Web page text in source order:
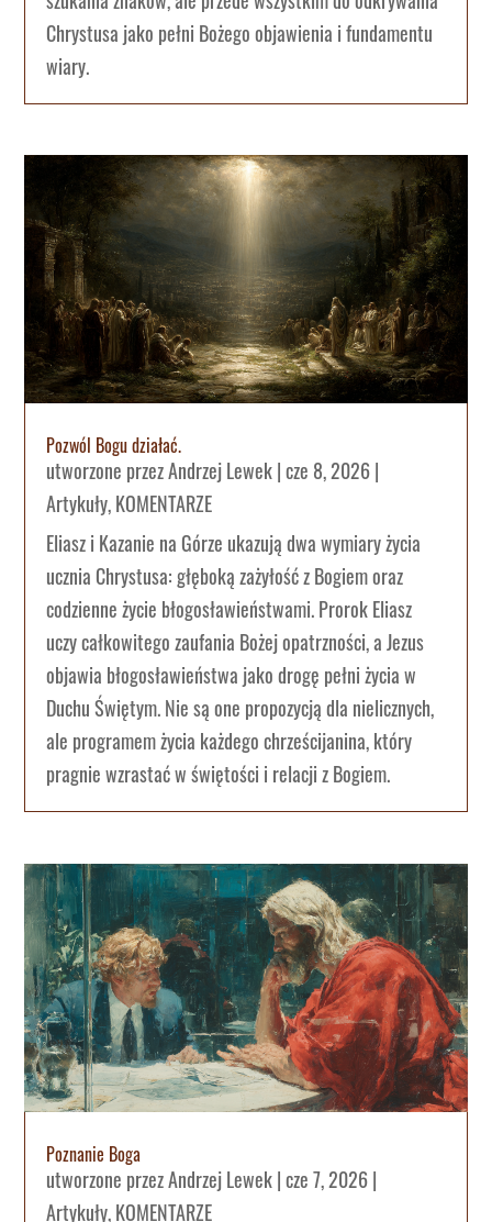
Chrystusa jako pełni Bożego objawienia i fundamentu
wiary.
Pozwól Bogu działać.
utworzone przezAndrzej Lewek|cze 8, 2026|
Artykuły,KOMENTARZE
Eliasz i Kazanie na Górze ukazują dwa wymiary życia
ucznia Chrystusa: głęboką zażyłość z Bogiem oraz
codzienne życie błogosławieństwami. Prorok Eliasz
uczy całkowitego zaufania Bożej opatrzności, a Jezus
objawia błogosławieństwa jako drogę pełni życia w
Duchu Świętym. Nie są one propozycją dla nielicznych,
ale programem życia każdego chrześcijanina, który
pragnie wzrastać w świętości i relacji z Bogiem.
Poznanie Boga
utworzone przezAndrzej Lewek|cze 7, 2026|
Artykuły,KOMENTARZE